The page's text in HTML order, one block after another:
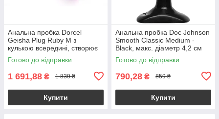
Анальна пробка Dorcel
Geisha Plug Ruby M з
кулькою всередині, створює
вібрації, макс. діаметр 3,2см
Готово до відправки
1 691,88 ₴ 1 839 ₴
Купити
Анальна пробка Doc Johnson
Smooth Classic Medium -
Black, макс. діаметр 4,2 см
Готово до відправки
790,28 ₴ 859 ₴
Купити